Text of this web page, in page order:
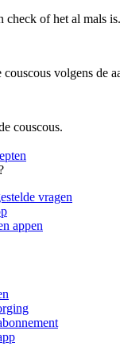
check of het al mals
couscous volgens de
couscous.
vragen
appen